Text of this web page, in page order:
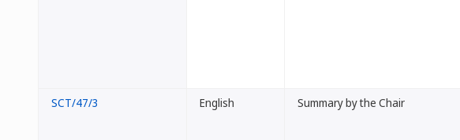
SCT/47/3 English Summary by the Chair